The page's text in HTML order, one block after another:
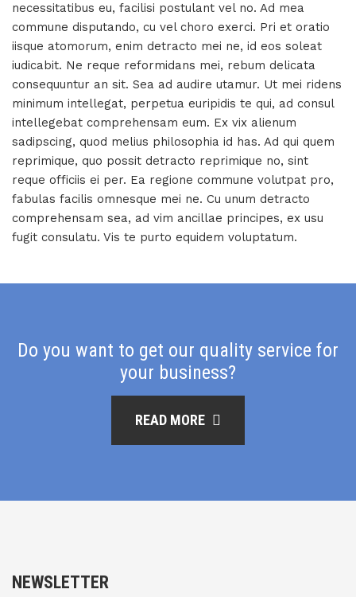
necessitatibus eu, facilisi postulant vel no. Ad mea
commune disputando, cu vel choro exerci. Pri et oratio
iisque atomorum, enim detracto mei ne, id eos soleat
iudicabit. Ne reque reformidans mei, rebum delicata
consequuntur an sit. Sea ad audire utamur. Ut mei ridens
minimum intellegat, perpetua euripidis te qui, ad consul
intellegebat comprehensam eum. Ex vix alienum
sadipscing, quod melius philosophia id has. Ad qui quem
reprimique, quo possit detracto reprimique no, sint
reque officiis ei per. Ea regione commune volutpat pro,
fabulas facilis omnesque mei ne. Cu unum detracto
comprehensam sea, ad vim ancillae principes, ex usu
fugit consulatu. Vis te purto equidem voluptatum.
Do you want to get our quality service for
your business?
READ MORE
NEWSLETTER